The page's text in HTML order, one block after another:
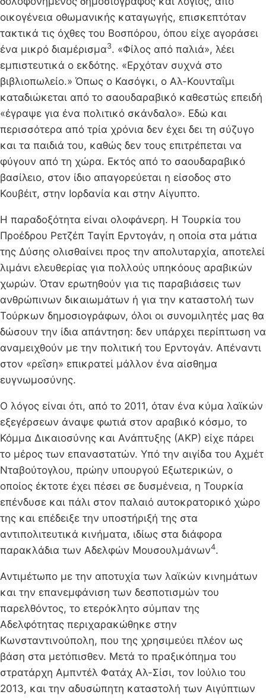
οικογένεια οθωμανικής καταγωγής, επισκεπτόταν
τακτικά τις όχθες του Βοσπόρου, όπου είχε αγοράσει
ένα μικρό διαμέρισμα3. «Φίλος από παλιά», λέει
εμπιστευτικά ο εκδότης. «Ερχόταν συχνά στο
βιβλιοπωλείο.» Όπως ο Κασόγκι, ο Αλ-Κουνταΐμι
καταδιώκεται από το σαουδαραβικό καθεστώς επειδή
«έγραψε για ένα πολιτικό σκάνδαλο». Εδώ και
περισσότερα από τρία χρόνια δεν έχει δει τη σύζυγο
και τα παιδιά του, καθώς δεν τους επιτρέπεται να
φύγουν από τη χώρα. Εκτός από το σαουδαραβικό
βασίλειο, στον ίδιο απαγορεύεται η είσοδος στο
Κουβέιτ, στην Ιορδανία και στην Αίγυπτο.
Η παραδοξότητα είναι ολοφάνερη. Η Τουρκία του
Προέδρου Ρετζέπ Ταγίπ Ερντογάν, η οποία στα μάτια
της Δύσης ολισθαίνει προς την απολυταρχία, αποτελεί
λιμάνι ελευθερίας για πολλούς υπηκόους αραβικών
χωρών. Όταν ερωτηθούν για τις παραβιάσεις των
ανθρώπινων δικαιωμάτων ή για την καταστολή των
Τούρκων δημοσιογράφων, όλοι οι συνομιλητές μας θα
δώσουν την ίδια απάντηση: δεν υπάρχει περίπτωση να
αναμειχθούν με την πολιτική του Ερντογάν. Απέναντι
στον «ρεΐση» επικρατεί μάλλον ένα αίσθημα
ευγνωμοσύνης.
Ο λόγος είναι ότι, από το 2011, όταν ένα κύμα λαϊκών
εξεγέρσεων άναψε φωτιά στον αραβικό κόσμο, το
Κόμμα Δικαιοσύνης και Ανάπτυξης (ΑΚΡ) είχε πάρει
το μέρος των επαναστατών. Υπό την αιγίδα του Αχμέτ
Νταβούτογλου, πρώην υπουργού Εξωτερικών, ο
οποίος έκτοτε έχει πέσει σε δυσμένεια, η Τουρκία
επένδυσε και πάλι στον παλαιό αυτοκρατορικό χώρο
της και επέδειξε την υποστήριξή της στα
αντιπολιτευτικά κινήματα, ιδίως στα διάφορα
παρακλάδια των Αδελφών Μουσουλμάνων4.
Αντιμέτωπο με την αποτυχία των λαϊκών κινημάτων
και την επανεμφάνιση των δεσποτισμών του
παρελθόντος, το ετερόκλητο σύμπαν της
Αδελφότητας περιχαρακώθηκε στην
Κωνσταντινούπολη, που της χρησιμεύει πλέον ως
βάση στα μετόπισθεν. Μετά το πραξικόπημα του
στρατάρχη Αμπντέλ Φατάχ Αλ-Σίσι, τον Ιούλιο του
2013, και την αδυσώπητη καταστολή των Αιγύπτιων